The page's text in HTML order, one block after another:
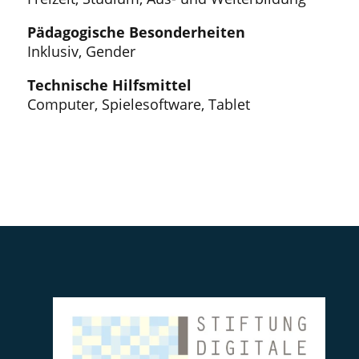
Pädagogische Besonderheiten
Inklusiv, Gender
Technische Hilfsmittel
Computer, Spielesoftware, Tablet